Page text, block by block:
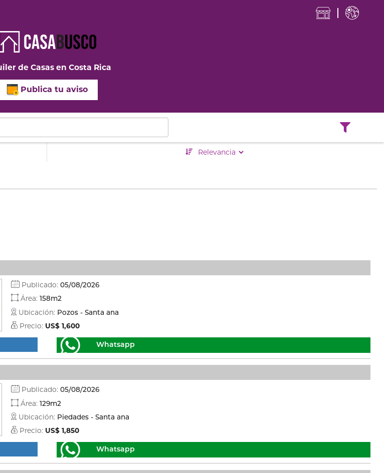
de Casas en Costa Rica
Publica tu aviso
Publicado: 05/08/2026
Área: 158m2
Ubicación: Pozos - Santa ana
Precio: US$ 1,600
Whatsapp
Publicado: 05/08/2026
Área: 129m2
Ubicación: Piedades - Santa ana
Precio: US$ 1,850
Whatsapp